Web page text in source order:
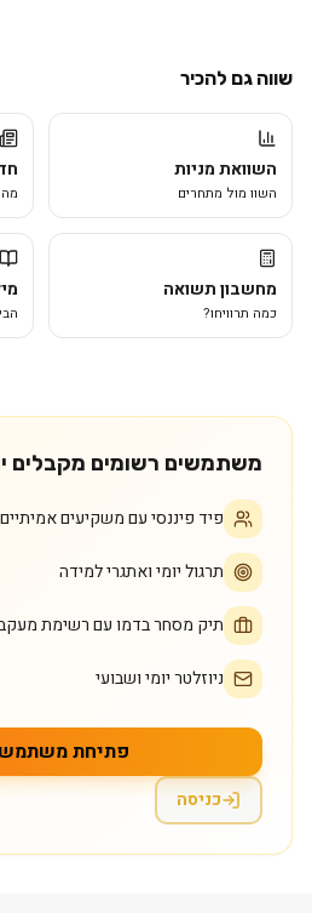
שווה גם להכיר
השוואת מניות
השוו מול מתחרים
מחשבון תשואה
כמה תרוויחו?
משתמשים רשומים מקבלים
פיד פיננסי עם משקיעים אמיתיים
תרגול יומי ואתגרי למידה
תיק מסחר בדמו עם רשימת
ניוזלטר יומי ושבועי
פתיחת משתמש
כניסה